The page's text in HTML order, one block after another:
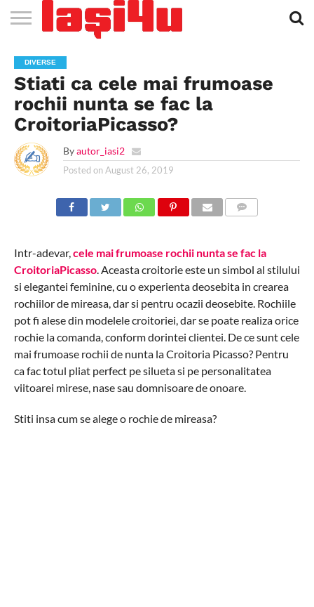
STIRI
APARTAMENTE
NOI IASI
STIRI
IASI
JOBS
IN
IASI
FILME
LA
CINEMA
CLUBURI /
DISCOTECI
BARURI /
CAFENELE
SALI DE
FORTA
SI
FITNESS
SALOANE DE
INFRUMUSETARE
AGENTII
DE
TURISM
IASI
RESTAURANTE
IN IASI
PIZZA
IN
IASI
PISCINA
IN IASI
FLORARII
RADIO
LIVE
IN IASI
SPALATORII
AUTO
TRACTARI
AUTO
TAXI
IN
IASI
CINEMA
TEATRU
HOTELURI
/
PENSIUNI
TEREN
SPORTIV
TEREN
TENIS
IASI
FARMACII
NON
STOP
COFFEE-
TO-GO
FIRME DE
PUBLICITATE
RENT
A
CAR
DIVERSE
Stiati ca cele mai frumoase
rochii nunta se fac la
CroitoriaPicasso?
By autor_iasi2
Posted on August 26, 2019
Intr-adevar,cele mai frumoase rochii nunta se fac la
CroitoriaPicasso. Aceasta croitorie este un simbol al stilului
si elegantei feminine, cu o experienta deosebita in crearea
rochiilor de mireasa, dar si pentru ocazii deosebite. Rochiile
pot fi alese din modelele croitoriei, dar se poate realiza orice
rochie la comanda, conform dorintei clientei. De ce sunt cele
mai frumoase rochii de nunta la Croitoria Picasso? Pentru
ca fac totul pliat perfect pe silueta si pe personalitatea
viitoarei mirese, nase sau domnisoare de onoare.
Stiti insa cum se alege o rochie de mireasa?